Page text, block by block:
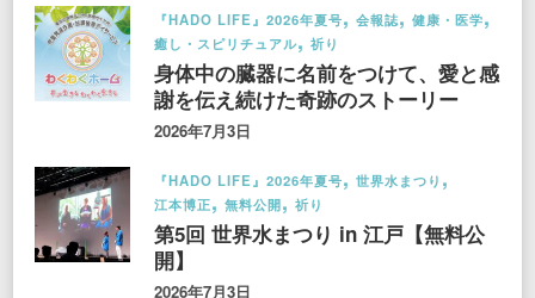
『HADO LIFE』2026年夏号 会報誌
健康・医学
癒し・スピリチュアル
祈り
身体中の臓器に名前をつけて、愛と感
謝を伝え続けた奇跡のストーリー
2026年7月3日
『HADO LIFE』2026年夏号
世界水まつり
江本博正
無料公開 祈り
第5回 世界水まつり in 江戸【無料公
開】
2026年7月3日